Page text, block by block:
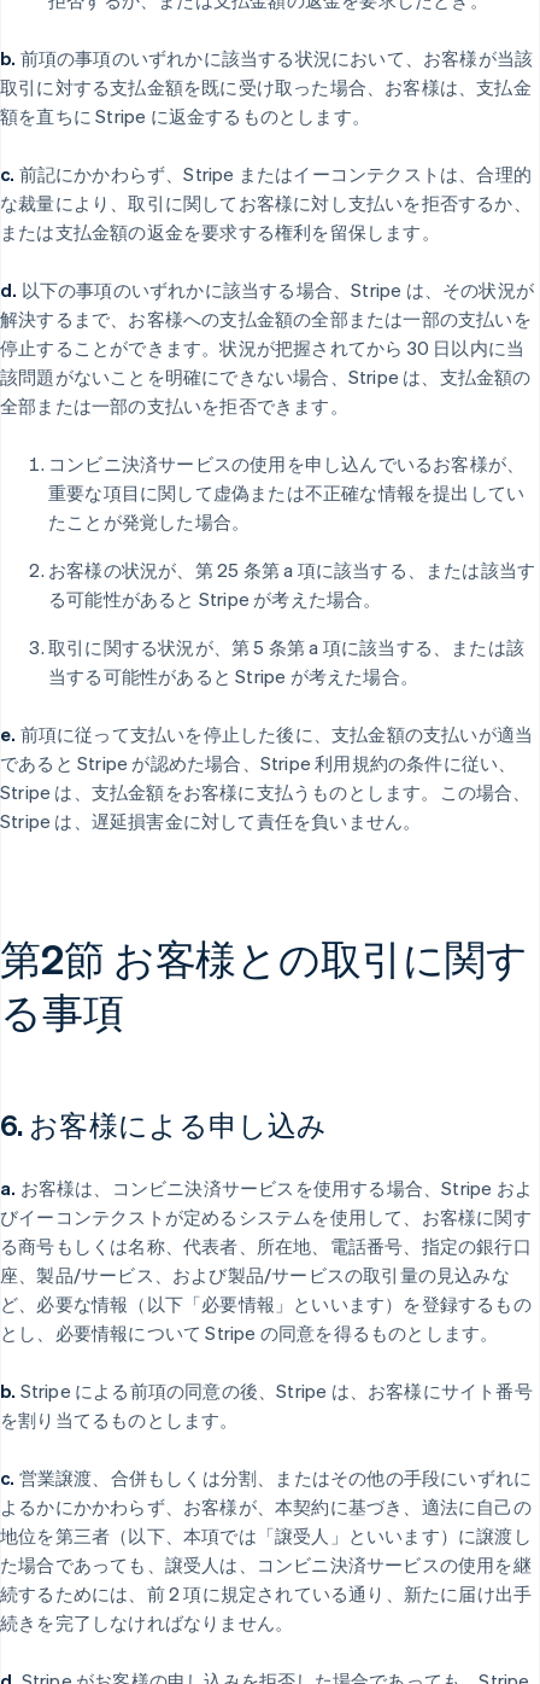
b. 前項の事項のいずれかに該当する状況において、お客様が当該
取引に対する支払金額を既に受け取った場合、お客様は、支払金
額を直ちに Stripe に返金するものとします。
c. 前記にかかわらず、Stripe またはイーコンテクストは、合理的
な裁量により、取引に関してお客様に対し支払いを拒否するか、
または支払金額の返金を要求する権利を留保します。
d. 以下の事項のいずれかに該当する場合、Stripe は、その状況が
解決するまで、お客様への支払金額の全部または一部の支払いを
停止することができます。状況が把握されてから 30 日以内に当
該問題がないことを明確にできない場合、Stripe は、支払金額の
全部または一部の支払いを拒否できます。
コンビニ決済サービスの使用を申し込んでいるお客様が、
重要な項目に関して虚偽または不正確な情報を提出してい
たことが発覚した場合。
お客様の状況が、第 25 条第 a 項に該当する、または該当す
る可能性があると Stripe が考えた場合。
取引に関する状況が、第 5 条第 a 項に該当する、または該
当する可能性があると Stripe が考えた場合。
e. 前項に従って支払いを停止した後に、支払金額の支払いが適当
であると Stripe が認めた場合、Stripe 利用規約の条件に従い、
Stripe は、支払金額をお客様に支払うものとします。この場合、
Stripe は、遅延損害金に対して責任を負いません。
第2節 お客様との取引に関す
る事項
6. お客様による申し込み
a. お客様は、コンビニ決済サービスを使用する場合、Stripe およ
びイーコンテクストが定めるシステムを使用して、お客様に関す
る商号もしくは名称、代表者、所在地、電話番号、指定の銀行口
座、製品/サービス、および製品/サービスの取引量の見込みな
ど、必要な情報（以下「必要情報」といいます）を登録するもの
とし、必要情報について Stripe の同意を得るものとします。
b. Stripe による前項の同意の後、Stripe は、お客様にサイト番号
を割り当てるものとします。
c. 営業譲渡、合併もしくは分割、またはその他の手段にいずれに
よるかにかかわらず、お客様が、本契約に基づき、適法に自己の
地位を第三者（以下、本項では「譲受人」といいます）に譲渡し
た場合であっても、譲受人は、コンビニ決済サービスの使用を継
続するためには、前 2 項に規定されている通り、新たに届け出手
続きを完了しなければなりません。